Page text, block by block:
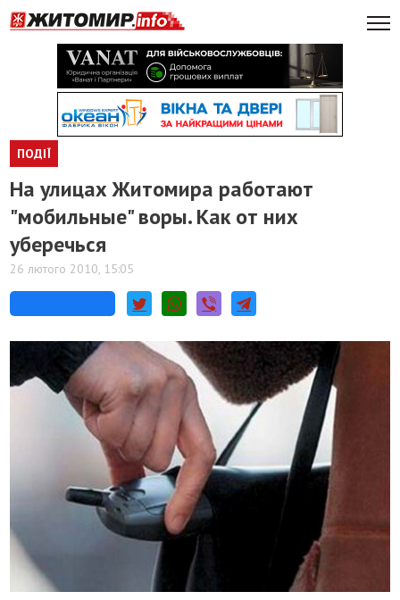
ПОДІЇ
На улицах Житомира работают
"мобильные" воры. Как от них
уберечься
26 лютого 2010, 15:05